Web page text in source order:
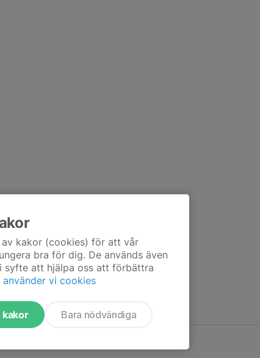
av kakor (cookies) för att vår
bra för dig. De används även
syfte att hjälpa oss att förbättra
använder vi cookies
kakor Bara nödvändiga